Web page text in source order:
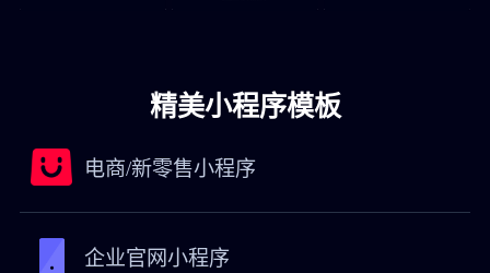
精美小程序模板
电商/新零售小程序
企业官网小程序